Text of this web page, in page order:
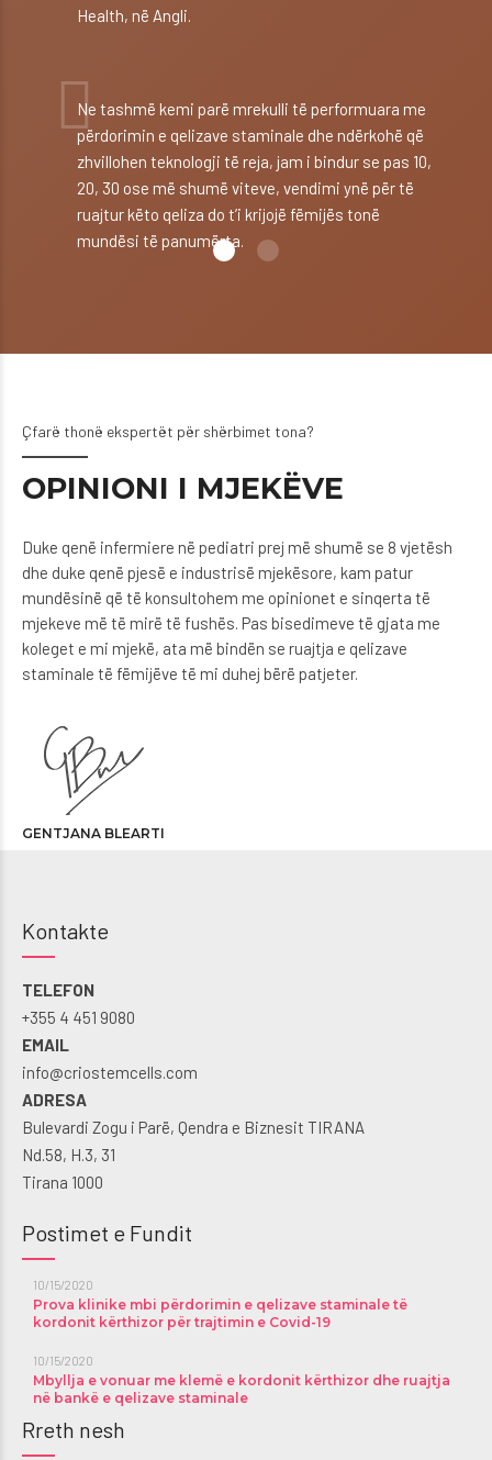
Health, në Angli.
Ne tashmë kemi parë mrekulli të performuara me
përdorimin e qelizave staminale dhe ndërkohë që
zhvillohen teknologji të reja, jam i bindur se pas 10,
20, 30 ose më shumë viteve, vendimi ynë për të
ruajtur këto qeliza do t’i krijojë fëmijës tonë
mundësi të panumërta.
Çfarë thonë ekspertët për shërbimet tona?
OPINIONI I MJEKËVE
Duke qenë infermiere në pediatri prej më shumë se 8 vjetësh
dhe duke qenë pjesë e industrisë mjekësore, kam patur
mundësinë që të konsultohem me opinionet e sinqerta të
mjekeve më të mirë të fushës. Pas bisedimeve të gjata me
koleget e mi mjekë, ata më bindën se ruajtja e qelizave
staminale të fëmijëve të mi duhej bërë patjeter.
GENTJANA BLEARTI
Kontakte
TELEFON
+355 4 451 9080
EMAIL
info@criostemcells.com
ADRESA
Bulevardi Zogu i Parë, Qendra e Biznesit TIRANA
Nd.58, H.3, 31
Tirana 1000
Postimet e Fundit
10/15/2020
Prova klinike mbi përdorimin e qelizave staminale të
kordonit kërthizor për trajtimin e Covid-19
10/15/2020
Mbyllja e vonuar me klemë e kordonit kërthizor dhe ruajtja
në bankë e qelizave staminale
Rreth nesh